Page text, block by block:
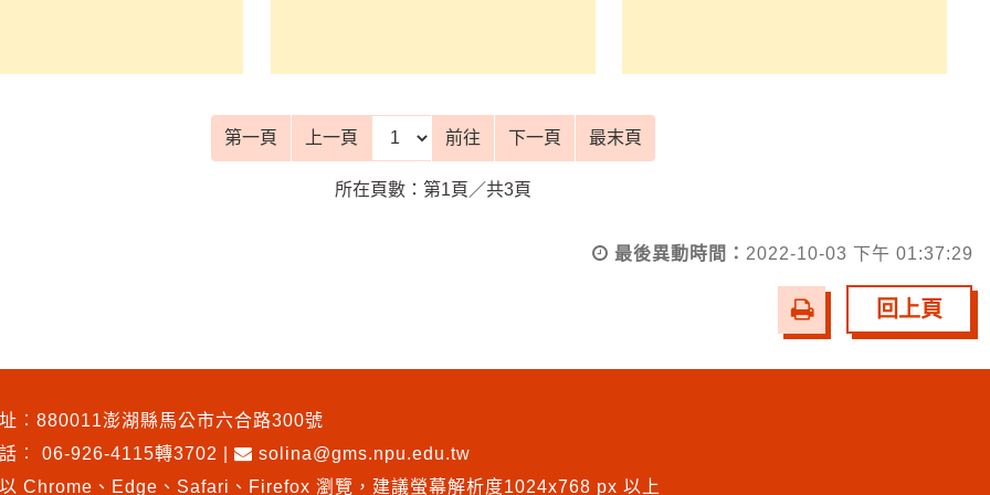
第一頁 上一頁 前往頁 前往 下一頁 最末頁
所在頁數：第1頁／共3頁
最後異動時間： 2022-10-03 下午 01:37:29
友
善
回上頁
︰880011澎湖縣馬公市六合路300號
︰ 06-926-4115轉3702
solina@gms.npu.edu.tw
Chrome、Edge、Safari、Firefox 瀏覽 ， 建議螢幕解析度1024x768 px 以上